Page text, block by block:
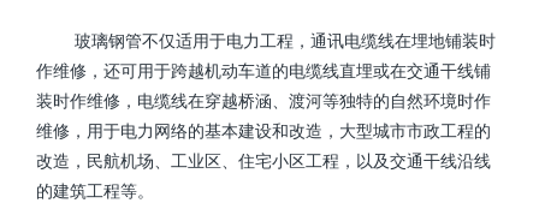
玻璃钢管不仅适用于电力工程，通讯电缆线在埋地铺装时
作维修，还可用于跨越机动车道的电缆线直埋或在交通干线铺
装时作维修，电缆线在穿越桥涵、渡河等独特的自然环境时作
维修，用于电力网络的基本建设和改造，大型城市市政工程的
改造，民航机场、工业区、住宅小区工程，以及交通干线沿线
的建筑工程等。